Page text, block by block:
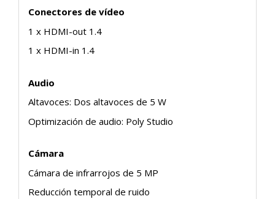
Conectores de vídeo
1 x HDMI-out 1.4
1 x HDMI-in 1.4
Audio
Altavoces: Dos altavoces de 5 W
Optimización de audio: Poly Studio
Cámara
Cámara de infrarrojos de 5 MP
Reducción temporal de ruido